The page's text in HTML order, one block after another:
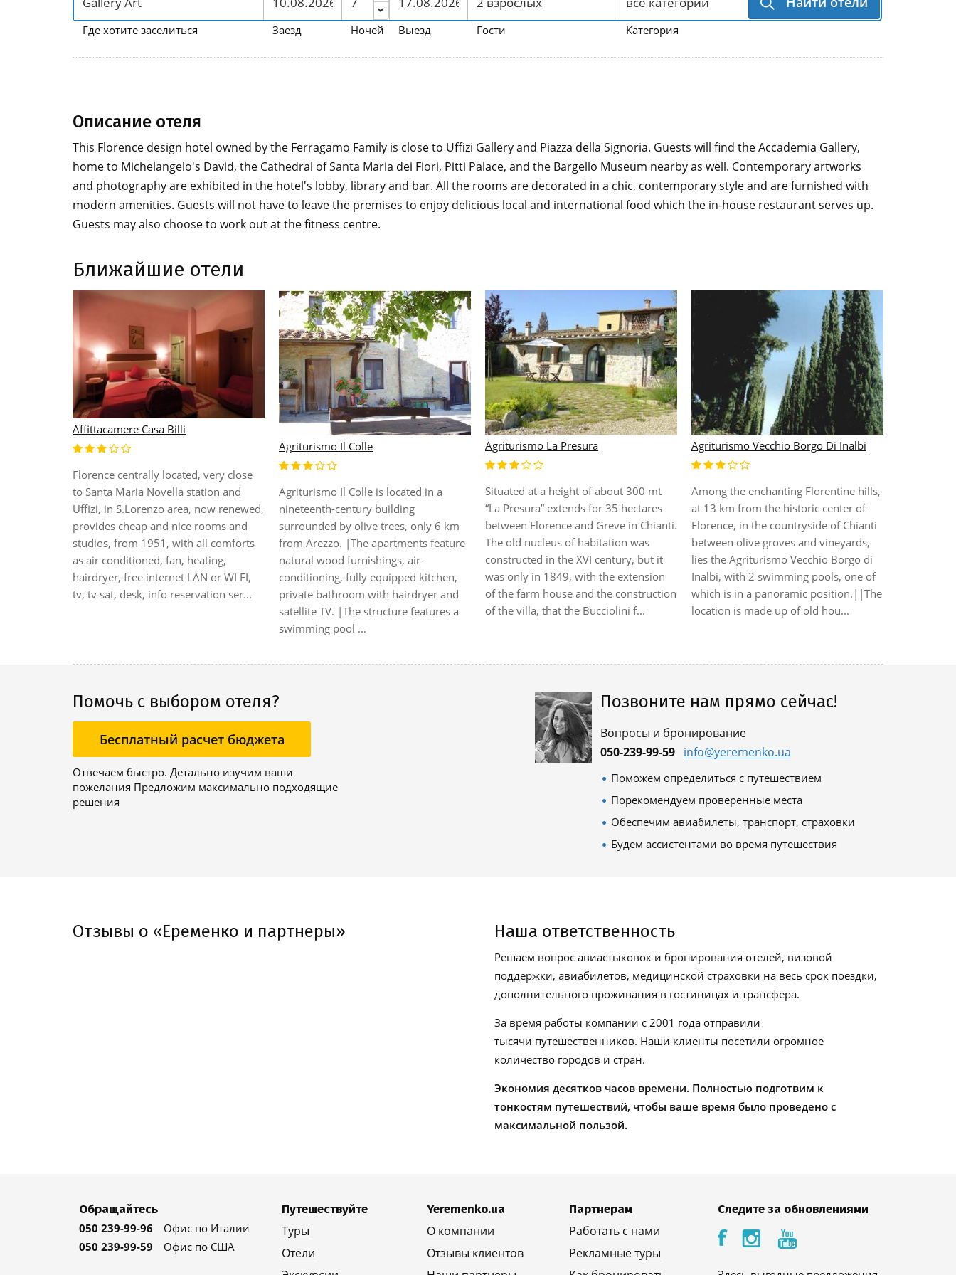
Где хотите заселиться Заезд Ночей Выезд Гости Категория
Описание отеля
This Florence design hotel owned by the Ferragamo Family is close to Uffizi Gallery and Piazza della Signoria. Guests will find the Accademia Gallery,
home to Michelangelo's David, the Cathedral of Santa Maria dei Fiori, Pitti Palace, and the Bargello Museum nearby as well. Contemporary artworks
and photography are exhibited in the hotel's lobby, library and bar. All the rooms are decorated in a chic, contemporary style and are furnished with
modern amenities. Guests will not have to leave the premises to enjoy delicious local and international food which the in-house restaurant serves up.
Guests may also choose to work out at the fitness centre.
Ближайшие отели
Affittacamere Casa Billi
Florence centrally located, very close
to Santa Maria Novella station and
Uffizi, in S.Lorenzo area, now renewed,
provides cheap and nice rooms and
studios, from 1951, with all comforts
as air conditioned, fan, heating,
hairdryer, free internet LAN or WI FI,
tv, tv sat, desk, info reservation ser...
Agriturismo Il Colle
Agriturismo Il Colle is located in a
nineteenth-century building
surrounded by olive trees, only 6 km
from Arezzo. |The apartments feature
natural wood furnishings, air-
conditioning, fully equipped kitchen,
private bathroom with hairdryer and
satellite TV. |The structure features a
swimming pool ...
Agriturismo La Presura
Situated at a height of about 300 mt
“La Presura” extends for 35 hectares
between Florence and Greve in Chianti.
The old nucleus of habitation was
constructed in the XVI century, but it
was only in 1849, with the extension
of the farm house and the construction
of the villa, that the Bucciolini f...
Agriturismo Vecchio Borgo Di Inalbi
Among the enchanting Florentine hills,
at 13 km from the historic center of
Florence, in the countryside of Chianti
between olive groves and vineyards,
lies the Agriturismo Vecchio Borgo di
Inalbi, with 2 swimming pools, one of
which is in a panoramic position.||The
location is made up of old hou...
Помочь с выбором отеля?
Бесплатный расчет бюджета
Отвечаем быстро. Детально изучим ваши
пожелания Предложим максимально подходящие
решения
Позвоните нам прямо сейчас!
Вопросы и бронирование
050-239-99-59 info@yeremenko.ua
Поможем определиться с путешествием
Порекомендуем проверенные места
Обеспечим авиабилеты, транспорт, страховки
Будем ассистентами во время путешествия
Отзывы о «Еременко и партнеры» Наша ответственность
Решаем вопрос авиастыковок и бронирования отелей, визовой
поддержки, авиабилетов, медицинской страховки на весь срок поездки,
дополнительного проживания в гостиницах и трансфера.
За время работы компании с 2001 года отправили
тысячи путешественников. Наши клиенты посетили огромное
количество городов и стран.
Экономия десятков часов времени. Полностью подготвим к
тонкостям путешествий, чтобы ваше время было проведено с
максимальной пользой.
Обращайтесь
050 239-99-96
Офис по Италии
050 239-99-59
Офис по США
Путешествуйте
Туры
Отели
Yeremenko.ua
О компании
Отзывы клиентов
Партнерам
Работать с нами
Рекламные туры
Следите за обновлениями